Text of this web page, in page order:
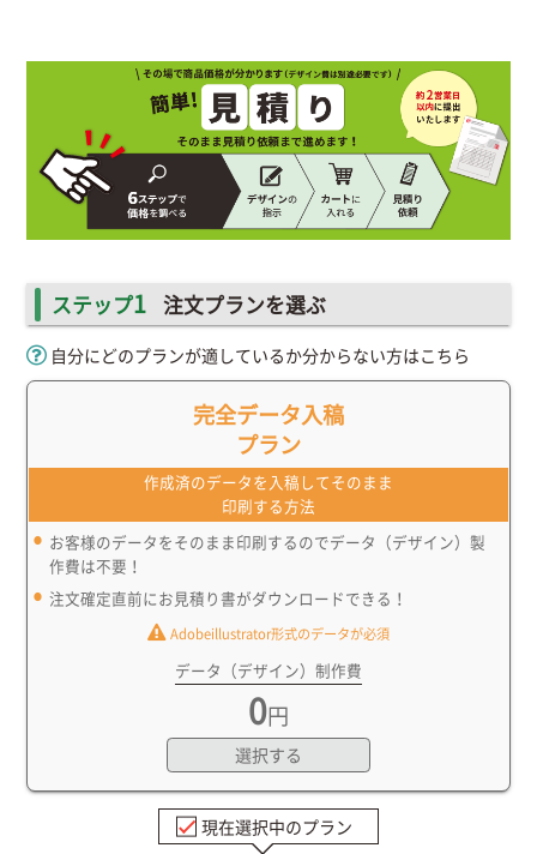
ステップ1 注文プランを選ぶ
自分にどのプランが適しているか分からない方はこちら
完全データ入稿
プラン
作成済のデータを入稿してそのまま
印刷する方法
お客様のデータをそのまま印刷するのでデータ（デザイン）製
作費は不要！
注文確定直前にお見積り書がダウンロードできる！
Adobeillustrator形式のデータが必須
データ（デザイン）制作費
0円
選択する
現在選択中のプラン